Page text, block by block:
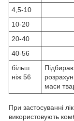
4,5-10
10-20
20-40
40-56
більш
ніж 56
маси
При застосуванні
використовують